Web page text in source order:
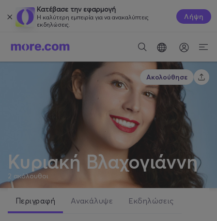
Κατέβασε την εφαρμογή
Η καλύτερη εμπειρία για να ανακαλύπτεις
εκδηλώσεις.
Λήψη
Κυριακή Βλαχογιάννη
2 ακόλουθοι
Ακολούθησε
Περιγραφή Ανακάλυψε Εκδηλώσεις